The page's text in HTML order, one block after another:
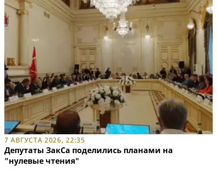
7 АВГУСТА 2026, 22:35
Депутаты ЗакСа поделились планами на
"нулевые чтения"